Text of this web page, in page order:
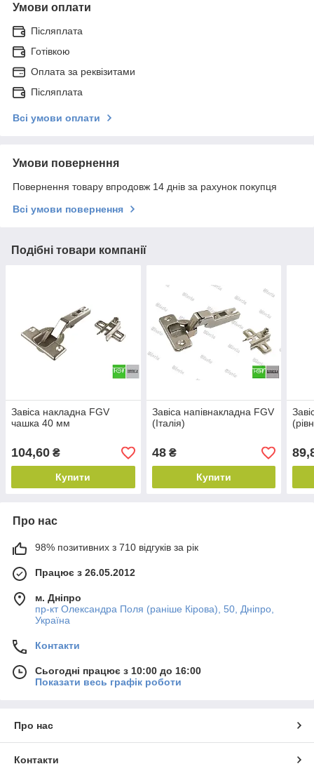
Умови оплати
Післяплата
Готівкою
Оплата за реквізитами
Післяплата
Всі умови оплати
Умови повернення
Повернення товару впродовж 14 днів за рахунок покупця
Всі умови повернення
Подібні товари компанії
Завіса накладна FGV
чашка 40 мм
104,60 ₴
Купити
Завіса напівнакладна FGV
(Італія)
48₴
Купити
Про нас
98% позитивних з 710 відгуків за рік
Працює з 26.05.2012
м. Дніпро
пр-кт Олександра Поля (раніше Кірова), 50, Дніпро,
Україна
Контакти
Сьогодні працює з 10:00 до 16:00
Показати весь графік роботи
Про нас
Контакти